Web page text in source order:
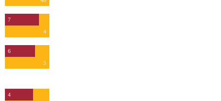
7
4
6
5
4